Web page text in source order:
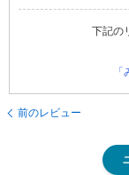
下記の
前のレビュー